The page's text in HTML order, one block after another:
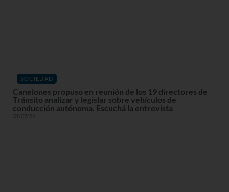
SOCIEDAD
Canelones propuso en reunión de los 19 directores de
Tránsito analizar y legislar sobre vehículos de
conducción autónoma. Escuchá la entrevista
31/07/26